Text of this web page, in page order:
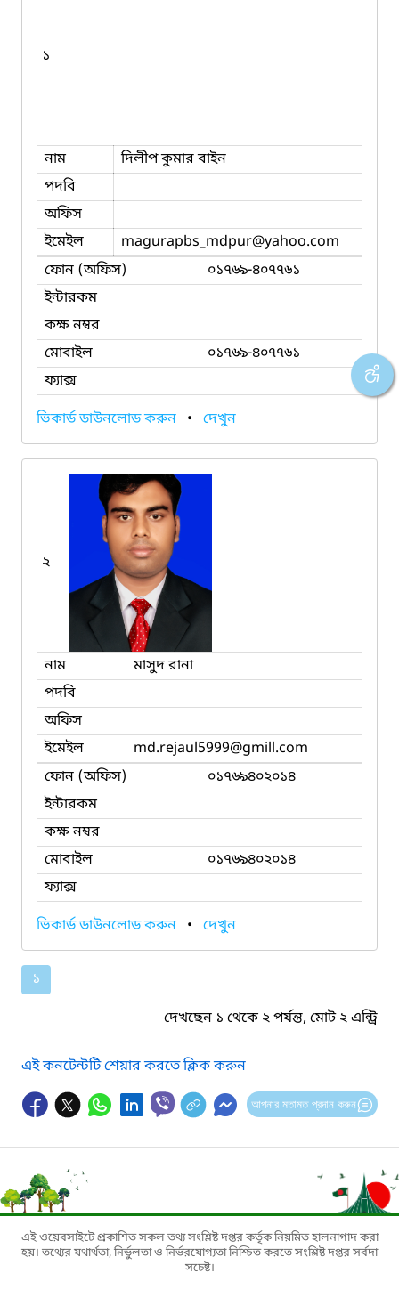
১
নাম
দিলীপ কুমার বাইন
পদবি
অফিস
ইমেইল
magurapbs_mdpur@yahoo.com
ফোন (অফিস)
০১৭৬৯-৪০৭৭৬১
ইন্টারকম
কক্ষ নম্বর
মোবাইল
০১৭৬৯-৪০৭৭৬১
ফ্যাক্স
ভিকার্ড ডাউনলোড করুন • দেখুন
২
নাম
মাসুদ রানা
পদবি
অফিস
ইমেইল
md.rejaul5999@gmill.com
ফোন (অফিস)
০১৭৬৯৪০২০১৪
ইন্টারকম
কক্ষ নম্বর
মোবাইল
০১৭৬৯৪০২০১৪
ফ্যাক্স
ভিকার্ড ডাউনলোড করুন • দেখুন
১
দেখছেন ১ থেকে ২ পর্যন্ত, মোট ২ এন্ট্রি
এই কনটেন্টটি শেয়ার করতে ক্লিক করুন
আপনার মতামত প্রদান করুন
এই ওয়েবসাইটে প্রকাশিত সকল তথ্য সংশ্লিষ্ট দপ্তর কর্তৃক নিয়মিত হালনাগাদ করা
হয়। তথ্যের যথার্থতা, নির্ভুলতা ও নির্ভরযোগ্যতা নিশ্চিত করতে সংশ্লিষ্ট দপ্তর সর্বদা
সচেষ্ট।